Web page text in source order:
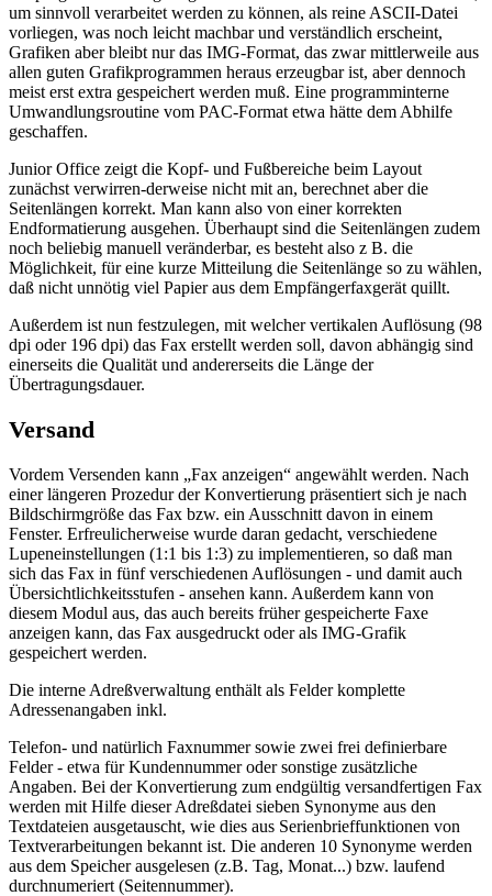
um sinnvoll verarbeitet werden zu können, als reine ASCII-Datei
vorliegen, was noch leicht machbar und verständlich erscheint,
Grafiken aber bleibt nur das IMG-Format, das zwar mittlerweile aus
allen guten Grafikprogrammen heraus erzeugbar ist, aber dennoch
meist erst extra gespeichert werden muß. Eine programminterne
Umwandlungsroutine vom PAC-Format etwa hätte dem Abhilfe
geschaffen.
Junior Office zeigt die Kopf- und Fußbereiche beim Layout
zunächst verwirren-derweise nicht mit an, berechnet aber die
Seitenlängen korrekt. Man kann also von einer korrekten
Endformatierung ausgehen. Überhaupt sind die Seitenlängen zudem
noch beliebig manuell veränderbar, es besteht also z B. die
Möglichkeit, für eine kurze Mitteilung die Seitenlänge so zu wählen,
daß nicht unnötig viel Papier aus dem Empfängerfaxgerät quillt.
Außerdem ist nun festzulegen, mit welcher vertikalen Auflösung (98
dpi oder 196 dpi) das Fax erstellt werden soll, davon abhängig sind
einerseits die Qualität und andererseits die Länge der
Übertragungsdauer.
Versand
Vordem Versenden kann „Fax anzeigen“ angewählt werden. Nach
einer längeren Prozedur der Konvertierung präsentiert sich je nach
Bildschirmgröße das Fax bzw. ein Ausschnitt davon in einem
Fenster. Erfreulicherweise wurde daran gedacht, verschiedene
Lupeneinstellungen (1:1 bis 1:3) zu implementieren, so daß man
sich das Fax in fünf verschiedenen Auflösungen - und damit auch
Übersichtlichkeitsstufen - ansehen kann. Außerdem kann von
diesem Modul aus, das auch bereits früher gespeicherte Faxe
anzeigen kann, das Fax ausgedruckt oder als IMG-Grafik
gespeichert werden.
Die interne Adreßverwaltung enthält als Felder komplette
Adressenangaben inkl.
Telefon- und natürlich Faxnummer sowie zwei frei definierbare
Felder - etwa für Kundennummer oder sonstige zusätzliche
Angaben. Bei der Konvertierung zum endgültig versandfertigen Fax
werden mit Hilfe dieser Adreßdatei sieben Synonyme aus den
Textdateien ausgetauscht, wie dies aus Serienbrieffunktionen von
Textverarbeitungen bekannt ist. Die anderen 10 Synonyme werden
aus dem Speicher ausgelesen (z.B. Tag, Monat...) bzw. laufend
durchnumeriert (Seitennummer).